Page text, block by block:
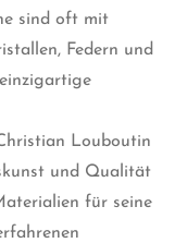
sind oft mit
Federn und
Louboutin
und Qualität
für seine